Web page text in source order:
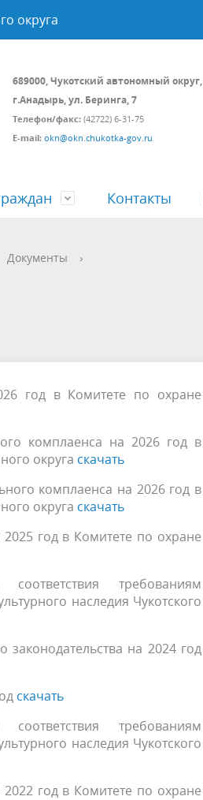
округа
689000, Чукотский автономный округ,
г.Анадырь, ул. Беринга, 7
Телефон/факс: (42722) 6-31-75
E-mail: okn@okn.chukotka-gov.ru
Бюджет
Открытые данные
Контакты
Документы
›
год в Комитете по охране
комплаенса на 2026 год в
округа скачать
комплаенса на 2026 год в
округа скачать
год в Комитете по охране
требованиям
наследия Чукотского
на 2024 год
скачать
требованиям
наследия Чукотского
год в Комитете по охране